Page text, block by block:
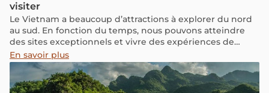
visiter
Le Vietnam a beaucoup d’attractions à explorer du nord
au sud. En fonction du temps, nous pouvons atteindre
des sites exceptionnels et vivre des expériences de
voyage agréables. Un voyage au Vietnam pourrait être un
bon choix pour les vacances en décembre. Vous
souhaitez connaitre les lieux intéressants à voyager au
Vietnam en décembre? Voici une liste à titre consultatif
En savoir plus